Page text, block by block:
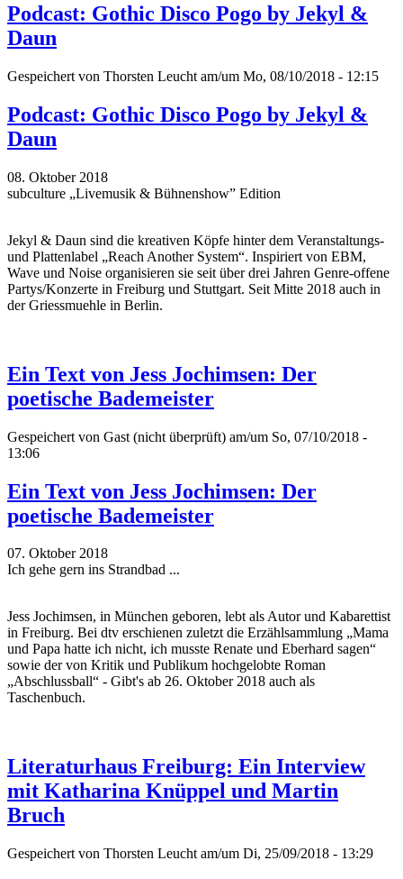
Podcast: Gothic Disco Pogo by Jekyl &
Daun
Gespeichert von Thorsten Leucht am/um Mo, 08/10/2018 - 12:15
Podcast: Gothic Disco Pogo by Jekyl &
Daun
08. Oktober 2018
subculture „Livemusik & Bühnenshow” Edition
Jekyl & Daun sind die kreativen Köpfe hinter dem Veranstaltungs-
und Plattenlabel „Reach Another System“. Inspiriert von EBM,
Wave und Noise organisieren sie seit über drei Jahren Genre-offene
Partys/Konzerte in Freiburg und Stuttgart. Seit Mitte 2018 auch in
der Griessmuehle in Berlin.
Ein Text von Jess Jochimsen: Der
poetische Bademeister
Gespeichert von Gast (nicht überprüft) am/um So, 07/10/2018 -
13:06
Ein Text von Jess Jochimsen: Der
poetische Bademeister
07. Oktober 2018
Ich gehe gern ins Strandbad ...
Jess Jochimsen, in München geboren, lebt als Autor und Kabarettist
in Freiburg. Bei dtv erschienen zuletzt die Erzählsammlung „Mama
und Papa hatte ich nicht, ich musste Renate und Eberhard sagen“
sowie der von Kritik und Publikum hochgelobte Roman
„Abschlussball“ - Gibt's ab 26. Oktober 2018 auch als
Taschenbuch.
Literaturhaus Freiburg: Ein Interview
mit Katharina Knüppel und Martin
Bruch
Gespeichert von Thorsten Leucht am/um Di, 25/09/2018 - 13:29